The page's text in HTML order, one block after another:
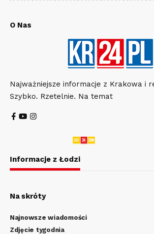
O Nas
Najważniejsze informacje z Krakowa i
Szybko. Rzetelnie. Na temat
Informacje z Łodzi
Na skróty
Najnowsze wiadomości
Zdjęcie tygodnia